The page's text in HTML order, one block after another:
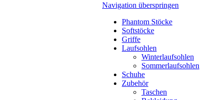
Navigation überspringen
Phantom Stöcke
Softstöcke
Griffe
Laufsohlen
Winterlaufsohlen
Sommerlaufsohlen
Schuhe
Zubehör
Taschen